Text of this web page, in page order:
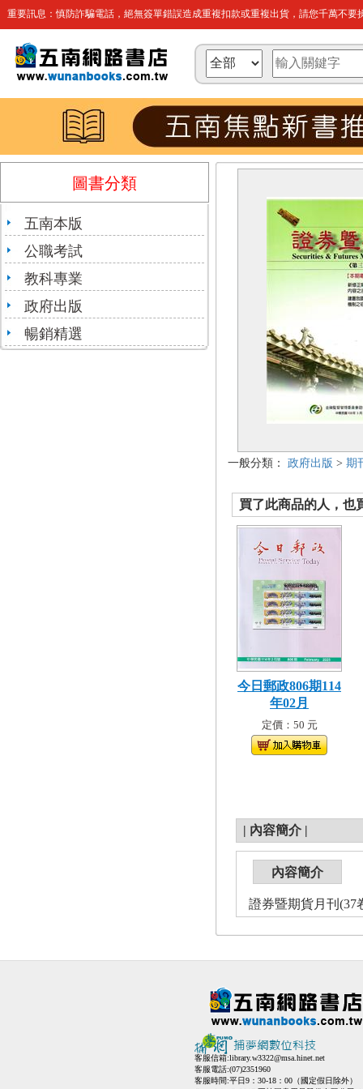
重要訊息：慎防詐騙電話，絕無簽單錯誤造成重複扣款或重複出貨，請您千萬不要
圖書分類
五南本版
公職考試
教科專業
政府出版
暢銷精選
一般分類： 政府出版 > 期
買了此商品的人，也
今日郵政806期114
年02月
定價：50 元
| 內容簡介 |
內容簡介
證券暨期貨月刊(37
客服信箱:library.w3322@msa.hinet.net
客服電話:(07)2351960
客服時間:平日9：30-18：00（國定假日除外）